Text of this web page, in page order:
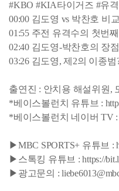
#KBO #KIA타이거즈 #유
00:00 김도영 vs 박찬호 비교
01:55 주전 유격수의 첫번
02:40 김도영-박찬호의 장
03:26 김도영, 제2의 이종범
출연진 : 안치용 해설위원,
*베이스볼런치 유튜브 :
*베이스볼런치 네이버 TV :
▶MBC SPORTS+ 유튜브 :
▶스톡킹 유튜브 : https://
▶광고문의 :